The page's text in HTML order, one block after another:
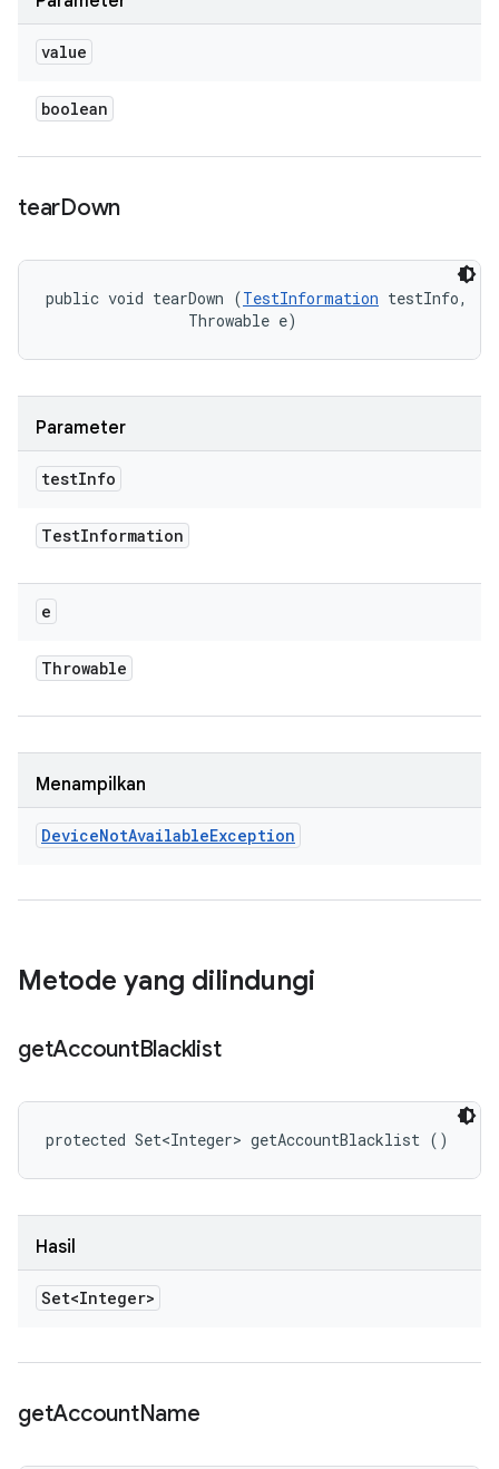
value
boolean
tearDown
public void tearDown (TestInformation testInfo,
                Throwable e)
Parameter
testInfo
TestInformation
e
Throwable
Menampilkan
DeviceNotAvailableException
Metode yang dilindungi
getAccountBlacklist
protected Set<Integer> getAccountBlacklist ()
Hasil
Set<Integer>
getAccountName